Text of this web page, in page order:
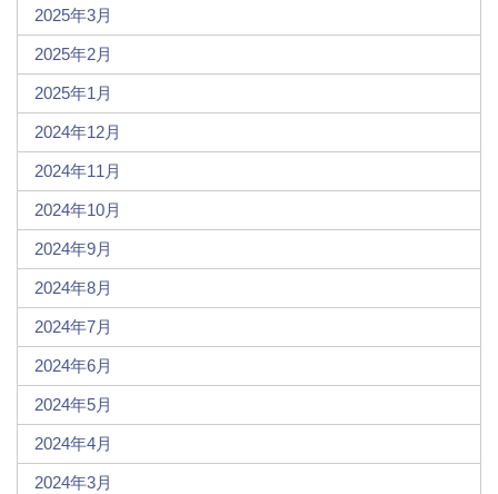
2025年3月
2025年2月
2025年1月
2024年12月
2024年11月
2024年10月
2024年9月
2024年8月
2024年7月
2024年6月
2024年5月
2024年4月
2024年3月